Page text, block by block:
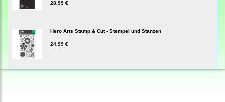
28,99 €
Hero Arts Stamp & Cut - Stempel und Stanzen
24,99 €